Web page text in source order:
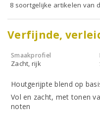
8 soortgelijke artikelen van
Verfijnde,
Smaakprofiel
Zacht, rijk
Houtgerijpte blend op
Vol en zacht, met tonen
noten